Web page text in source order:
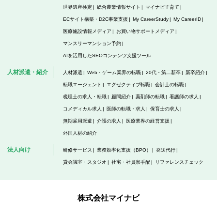
世界遺産検定 総合農業情報サイト マイナビ子育て
ECサイト構築・D2C事業支援 My CareerStudy My CareerID
医療施設情報メディア お買い物サポートメディア
マンスリーマンション予約
AIを活用したSEOコンテンツ支援ツール
人材派遣・紹介 人材派遣 Web・ゲーム業界の転職 20代・第二新卒 新卒紹介
転職エージェント エグゼクティブ転職 会計士の転職
税理士の求人・転職 顧問紹介 薬剤師の転職 看護師の求人
コメディカル求人 医師の転職・求人 保育士の求人
無期雇用派遣 介護の求人 医療業界の経営支援
外国人材の紹介
法人向け 研修サービス 業務効率化支援（BPO） 発送代行
貸会議室・スタジオ 社宅・社員寮手配 リファレンスチェック
株式会社マイナビ